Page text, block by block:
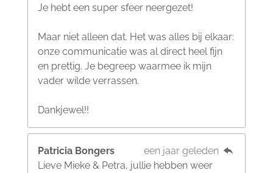
Je hebt een super sfeer neergezet!
Maar niet alleen dat. Het was alles bij elkaar:
onze communicatie was al direct heel fijn
en prettig. Je begreep waarmee ik mijn
vader wilde verrassen.
Dankjewel!!
Patricia Bongers
een jaar geleden
Lieve Mieke & Petra, jullie hebben weer